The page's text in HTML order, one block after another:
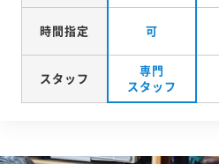
時間指定 可
スタッフ
専門
スタッフ